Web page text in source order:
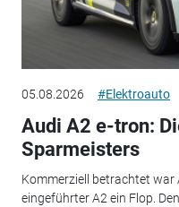
05.08.2026 #Elektroauto
Audi A2 e-tron:
Sparmeisters
Kommerziell betrachtet war
eingeführter A2 ein Flop.